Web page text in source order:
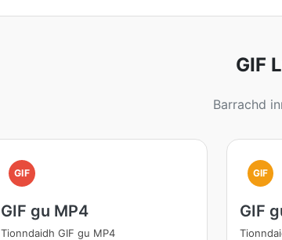
GIF
Barrachd
GIF
GIF gu MP4
Tionndaidh GIF gu MP4
GIF
GIF